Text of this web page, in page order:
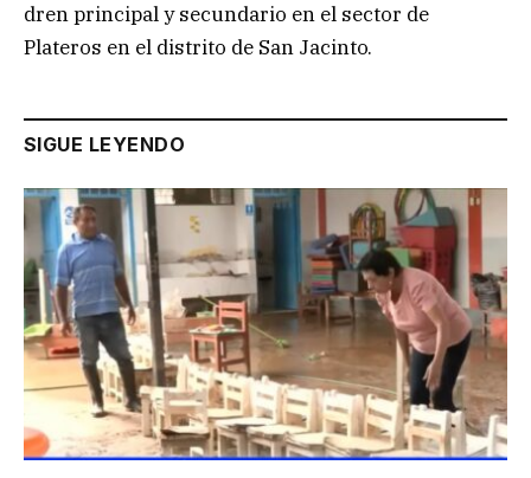
dren principal y secundario en el sector de
Plateros en el distrito de San Jacinto.
SIGUE LEYENDO